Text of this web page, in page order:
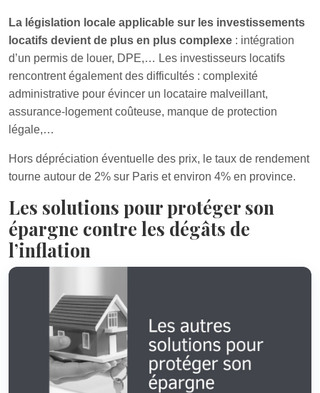
La législation locale applicable sur les investissements
locatifs devient de plus en plus complexe : intégration
d’un permis de louer, DPE,… Les investisseurs locatifs
rencontrent également des difficultés : complexité
administrative pour évincer un locataire malveillant,
assurance-logement coûteuse, manque de protection
légale,…
Hors dépréciation éventuelle des prix, le taux de rendement
tourne autour de 2% sur Paris et environ 4% en province.
Les solutions pour protéger son
épargne contre les dégâts de
l’inflation